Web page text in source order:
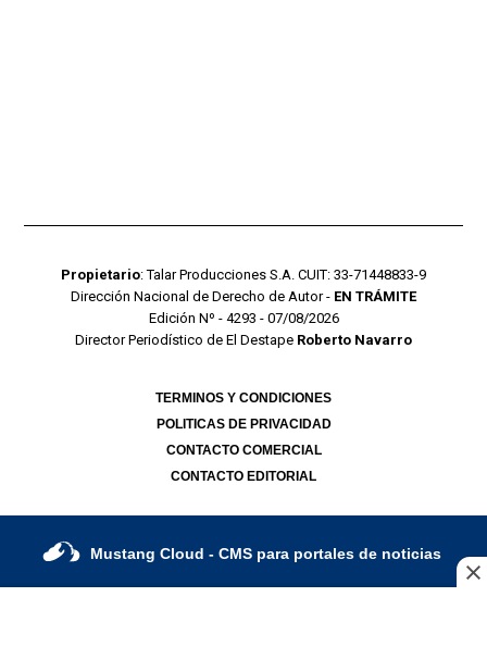
Propietario: Talar Producciones S.A. CUIT: 33-71448833-9
Dirección Nacional de Derecho de Autor - EN TRÁMITE
Edición Nº - 4293 - 07/08/2026
Director Periodístico de El Destape Roberto Navarro
TERMINOS Y CONDICIONES
POLITICAS DE PRIVACIDAD
CONTACTO COMERCIAL
CONTACTO EDITORIAL
Mustang Cloud - CMS para portales de noticias